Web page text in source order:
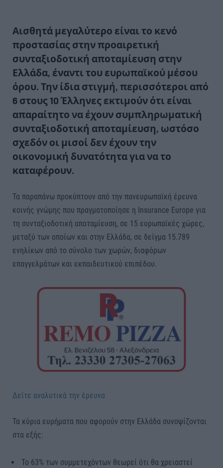
Αισθητά μεγαλύτερο είναι το κενό
προστασίας στην προαιρετική
συνταξιοδοτική αποταμίευση στην
Ελλάδα, έναντι του ευρωπαϊκού μέσου
όρου. Την ίδια στιγμή, περισσότεροι από
6 στους 10 Έλληνες εκτιμούν ότι είναι
απαραίτητο να έχουν συμπληρωματική
συνταξιοδοτική αποταμίευση, ωστόσο
σχεδόν οι μισοί δεν έχουν την
οικονομική δυνατότητα για να το
καταφέρουν.
Τα παραπάνω προκύπτουν από την πανευρωπαϊκή έρευνα
κοινής γνώμης που πραγματοποίησε η Insurance Europe για
τη συνταξιοδοτική αποταμίευση, σε 15 ευρωπαϊκές χώρες,
μεταξύ των οποίων και στην Ελλάδα, σε δείγμα 15.789
ενηλίκων από το σύνολο των χωρών, διαφόρων
επαγγελμάτων και εκπαιδευτικού επιπέδου.
Δείτε αναλυτικά την έρευνα
Τα κύρια ευρήματα που αφορούν στην Ελλάδα συνοψίζονται
στα εξής:
Το 63% των συμμετεχόντων θεωρεί ότι θα χρειαστεί